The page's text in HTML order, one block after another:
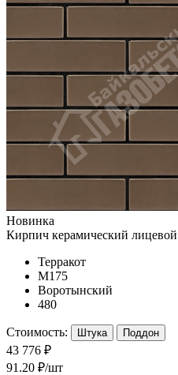
Новинка
Кирпич керамический
Терракот
М175
Воротынский
480
Стоимость: Штука Поддон
43 776 ₽
91.20 ₽/шт